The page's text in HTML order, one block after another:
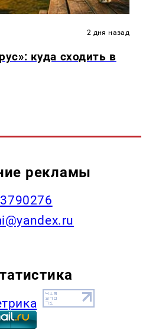
2 дня назад
куда сходить в
рекламы